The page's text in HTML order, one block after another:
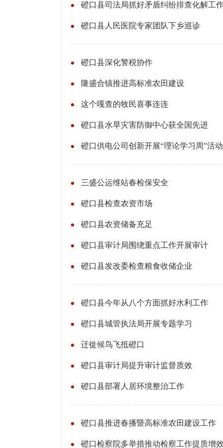
磴口县司法局抓好矛盾纠纷排查化解工
磴口县人民医院专家团队下乡巡诊
磴口县深化警税协作
隆盛合镇推进高标准农田建设
这个嘎查的牧民喜事连连
磴口县水旱灾害防御中心获全国先进
磴口供电公司创新开展“理论学习周”活动
三盛公运维站春检保安全
磴口县检查农资市场
磴口县农资储备充足
磴口县审计局围绕重点工作开展审计
磴口县发改委检查粮食收储企业
磴口县今年从八个方面抓好水利工作
磴口县城管执法局开展专题学习
迁徙候鸟飞抵磴口
磴口县审计局提升审计监督质效
磴口县部署人居环境整治工作
磴口县推进春播暨高标准农田建设工作
磴口检察院多举措推动检察工作提质增效